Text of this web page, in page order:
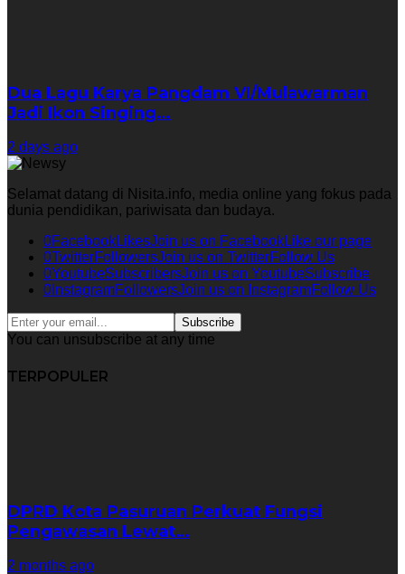
Dua Lagu Karya Pangdam VI/Mulawarman
Jadi Ikon Singing…
2 days ago
Selamat datang di Nisita.info, media online yang fokus pada
dunia pendidikan, pariwisata dan budaya.
0FacebookLikesJoin us on FacebookLike our page
0TwitterFollowersJoin us on TwitterFollow Us
0YoutubeSubscribersJoin us on YoutubeSubscribe
0 InstagramFollowersJoin us on InstagramFollow Us
Subscribe
You can unsubscribe at any time
TERPOPULER
DPRD Kota Pasuruan Perkuat Fungsi
Pengawasan Lewat…
2 months ago